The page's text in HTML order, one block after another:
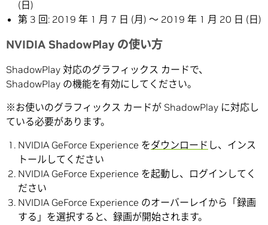
(日)
第 3 回: 2019 年 1 月 7 日 (月) ～ 2019 年 1 月 20 日 (日)
NVIDIA ShadowPlay の使い方
ShadowPlay 対応のグラフィックス カードで、
ShadowPlay の機能を有効にしてください。
※お使いのグラフィックス カードが ShadowPlay に対応し
ている必要があります。
NVIDIA GeForce Experience をダウンロード し、インス
トールしてください
NVIDIA GeForce Experience を起動し、ログインしてく
ださい
NVIDIA GeForce Experience のオーバーレイから「録画
する」を選択すると、録画が開始されます。